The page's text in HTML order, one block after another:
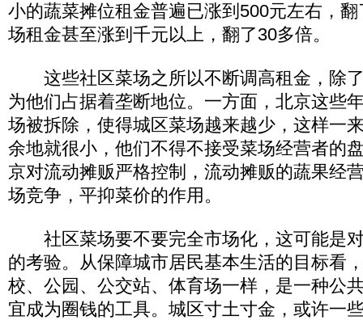
小的蔬菜摊位租金普遍已涨到500元左右，
场租金甚至涨到千元以上，翻了30多倍。
这些社区菜场之所以不断调高租金，除
为他们占据着垄断地位。一方面，北京这些
场被拆除，使得城区菜场越来越少，这样一
余地就很小，他们不得不接受菜场经营者的
京对流动摊贩严格控制，流动摊贩的蔬果经
场竞争，平抑菜价的作用。
社区菜场要不要完全市场化，这可能是
的考验。从保障城市居民基本生活的目标看
校、公园、公交站、体育场一样，是一种公
宜成为圈钱的工具。城区寸土寸金，或许一